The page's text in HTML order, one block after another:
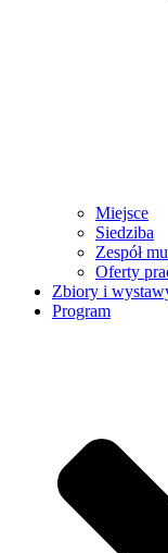
Miejsce
Siedziba
Zespół
Oferty
Zbiory i
Program